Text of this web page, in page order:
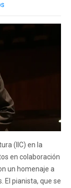
(IIC) en la
en colaboración
un homenaje a
El pianista, que se